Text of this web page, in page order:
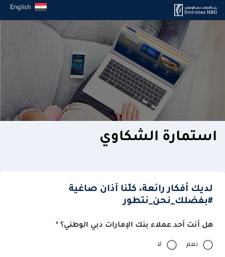
English
استمارة الشكاوي
لديك أفكار رائعة، كلّنا آذان صاغية
#بفضلك_نحن_نتطور
هل أنت أحد عملاء بنك الإمارات دبي الوطني؟ *
نعم لا